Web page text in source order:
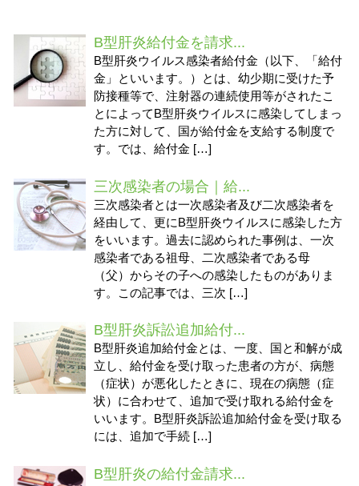
B型肝炎給付金を請求...
B型肝炎ウイルス感染者給付金（以下、「給付
金」といいます。）とは、幼少期に受けた予
防接種等で、注射器の連続使用等がされたこ
とによってB型肝炎ウイルスに感染してしまっ
た方に対して、国が給付金を支給する制度で
す。では、給付金 […]
三次感染者の場合｜給...
三次感染者とは一次感染者及び二次感染者を
経由して、更にB型肝炎ウイルスに感染した方
をいいます。過去に認められた事例は、一次
感染者である祖母、二次感染者である母
（父）からその子への感染したものがありま
す。この記事では、三次 […]
B型肝炎訴訟追加給付...
B型肝炎追加給付金とは、一度、国と和解が成
立し、給付金を受け取った患者の方が、病態
（症状）が悪化したときに、現在の病態（症
状）に合わせて、追加で受け取れる給付金を
いいます。B型肝炎訴訟追加給付金を受け取る
には、追加で手続 […]
B型肝炎の給付金請求...